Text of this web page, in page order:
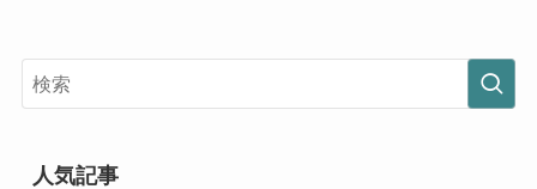
人気記事